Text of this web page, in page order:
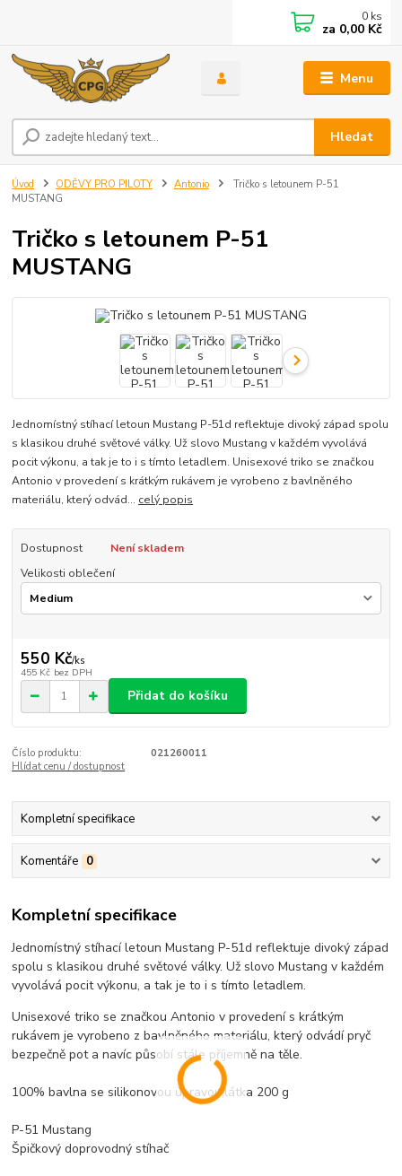
Menu
Hledat
0 ks
za 0,00 Kč
Úvod ODĚVY PRO PILOTY Antonio
Tričko s letounem P-51
MUSTANG
Tričko s letounem P-51
MUSTANG
Jednomístný stíhací letoun Mustang P-51d reflektuje divoký západ spolu
s klasikou druhé světové války. Už slovo Mustang v každém vyvolává
pocit výkonu, a tak je to i s tímto letadlem. Unisexové triko se značkou
Antonio v provedení s krátkým rukávem je vyrobeno z bavlněného
materiálu, který odvád... celý popis
Dostupnost
Není skladem
Velikosti oblečení
550 Kč/ks
455 Kč bez DPH
Přidat do košíku
Číslo produktu:
021260011
Hlídat cenu / dostupnost
Kompletní specifikace
Komentáře 0
Kompletní specifikace
Jednomístný stíhací letoun Mustang P-51d reflektuje divoký západ
spolu s klasikou druhé světové války. Už slovo Mustang v každém
vyvolává pocit výkonu, a tak je to i s tímto letadlem.
Unisexové triko se značkou Antonio v provedení s krátkým
rukávem je vyrobeno z bavlněného materiálu, který odvádí pryč
bezpečně pot a navíc působí stále příjemně na těle.
100% bavlna se silikonovou úpravou,látka 200 g
P-51 Mustang
Špičkový doprovodný stíhač